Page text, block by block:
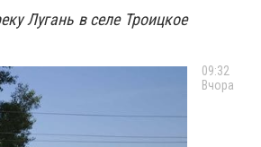
Лугань в селе Троицкое
09:32
Вчора